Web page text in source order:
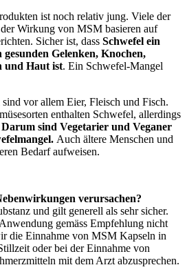
ist noch relativ jung. Viele der
Wirkung von MSM basieren auf
Sicher ist, dass Schwefel ein
Gelenken, Knochen,
und Haut ist. Ein Schwefel-Mangel
vor allem Eier, Fleisch und Fisch.
enthalten Schwefel, allerdings
Darum sind Vegetarier und Veganer
Auch ältere Menschen und
Bedarf aufweisen.
verursachen?
und gilt generell als sehr sicher.
gemäss Empfehlung nicht
die Einnahme von MSM Kapseln in
oder bei der Einnahme von
mit dem Arzt abzusprechen.